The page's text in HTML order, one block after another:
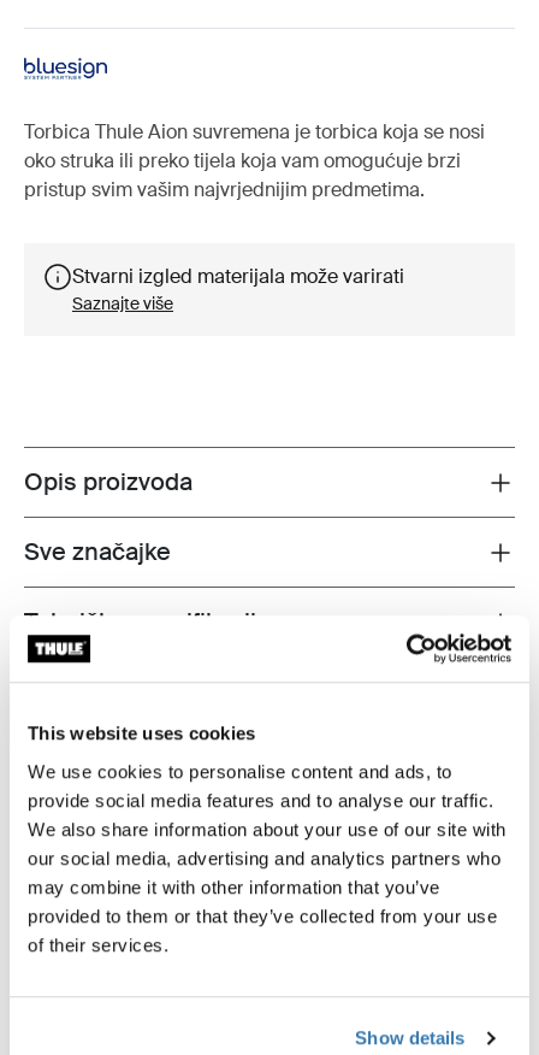
This website uses cookies
We use cookies to personalise content and ads, to
provide social media features and to analyse our traffic.
We also share information about your use of our site with
our social media, advertising and analytics partners who
may combine it with other information that you’ve
provided to them or that they’ve collected from your use
of their services.
Show details
Torbica Thule Aion suvremena je torbica koja se nosi
oko struka ili preko tijela koja vam omogućuje brzi
pristup svim vašim najvrjednijim predmetima.
Stvarni izgled materijala može varirati
Saznajte više
Toggle overview
Opis proizvoda
Toggle features
Sve značajke
Toggle techspec
Tehničke specifikacije
Toggle guides and instructions
Upute